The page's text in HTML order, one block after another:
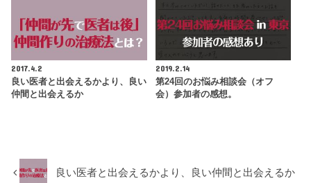
2017.4.2
良い医者と出会えるかより、良い
仲間と出会えるか
2019.2.14
第24回のお悩み相談会（オフ
会）参加者の感想。
良い医者と出会えるかより、良い仲間と出会えるか